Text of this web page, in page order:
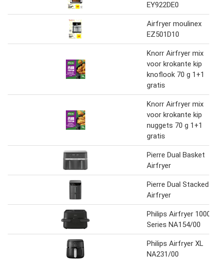
EY922DE0
Airfryer moulinex
EZ501D10
Knorr Airfryer mix
voor krokante kip
knoflook 70 g 1+1
gratis
Knorr Airfryer mix
voor krokante kip
nuggets 70 g 1+1
gratis
Pierre Dual Basket
Airfryer
Pierre Dual Stacked
Airfryer
Philips Airfryer 1000
Series NA154/00
Philips Airfryer XL
NA231/00